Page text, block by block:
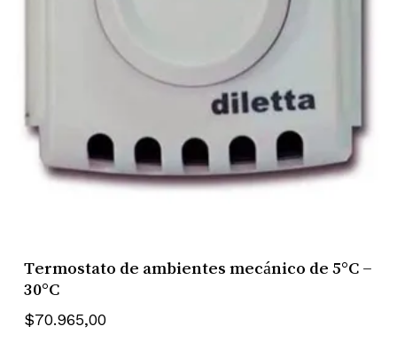
Termostato de ambientes mecánico de 5°C –
30°C
$70.965,00